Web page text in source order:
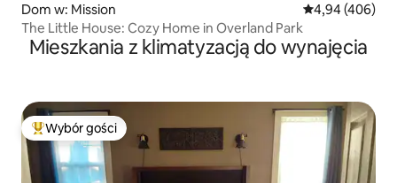
Dom w: Mission Średnia
4,94 (406)
The Little House: Cozy Home in Overland Park
Mieszkania z klimatyzacją do wynajęcia
Najpopularniejsze z kategorii Wybór gości
Wybór gości